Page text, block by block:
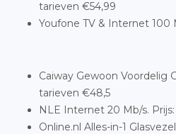
tarieven €54,99
Youfone TV & Internet 100
Caiway Gewoon Voordelig
tarieven €48,5
NLE Internet 20 Mb/s.
Online.nl Alles-in-1